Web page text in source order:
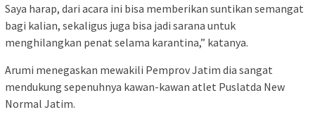
Saya harap, dari acara ini bisa memberikan suntikan semangat
bagi kalian, sekaligus juga bisa jadi sarana untuk
menghilangkan penat selama karantina,” katanya.
Arumi menegaskan mewakili Pemprov Jatim dia sangat
mendukung sepenuhnya kawan-kawan atlet Puslatda New
Normal Jatim.